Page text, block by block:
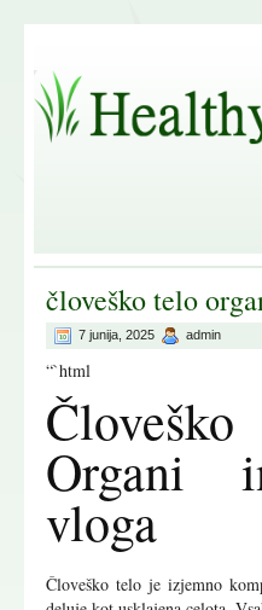
človeško telo
7 junija, 2025 admin
“`html
Organi
vloga
Človeško telo je izjemno